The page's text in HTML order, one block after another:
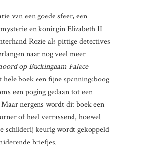
van een goede sfeer, een
en koningin Elizabeth II
Rozie als pittige detectives
naar nog veel meer
op Buckingham Palace
hele boek een fijne spanningsboog.
een poging gedaan tot een
nergens wordt dit boek een
of heel verrassend, hoewel
schilderij keurig wordt gekoppeld
briefjes.